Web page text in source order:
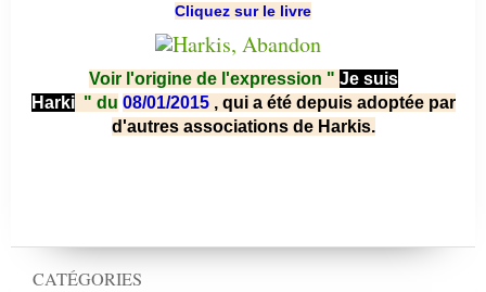
CATÉGORIES
Cliquez sur le livre
Voir l'origine de l'expression " Je suis
Harki " du 08/01/2015 , qui a été depuis adoptée par
d'autres associations de Harkis.